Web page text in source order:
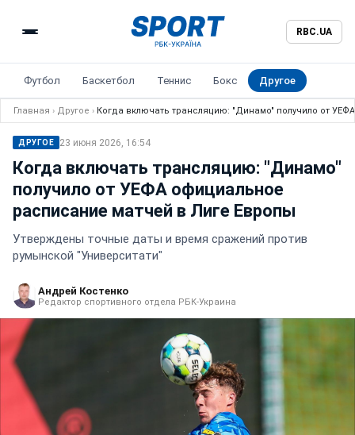
RBC.UA
Футбол Баскетбол Теннис Бокс Другое
Главная › Другое › Когда включать трансляцию: "Динамо" получило от
ДРУГОЕ 23 июня 2026, 16:54
Когда включать трансляцию: "Динамо"
получило от УЕФА официальное
расписание матчей в Лиге Европы
Утверждены точные даты и время сражений против
румынской "Университати"
Андрей Костенко
Редактор спортивного отдела РБК-Украина